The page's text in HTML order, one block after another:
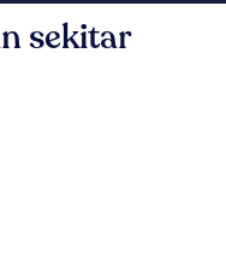
sekitar